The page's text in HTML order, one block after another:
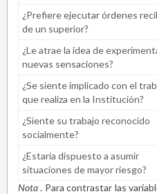
¿Prefiere ejecutar órdenes
de un superior?
¿Le atrae la idea de
nuevas sensaciones?
¿Se siente implicado con el
que realiza en la Institución?
¿Siente su trabajo reconocido
socialmente?
¿Estaría dispuesto a asumir
situaciones de mayor riesgo?
Nota. Para contrastar las